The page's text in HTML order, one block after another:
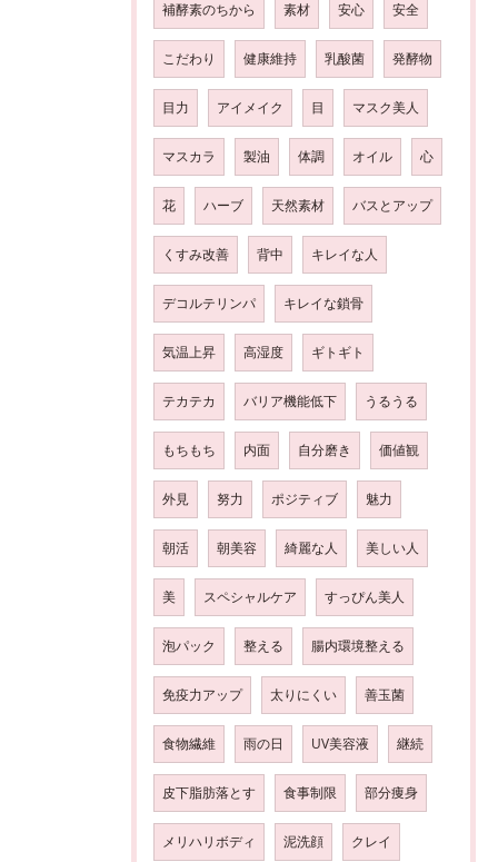
補酵素のちから 素材 安心 安全
こだわり 健康維持 乳酸菌 発酵物
目力 アイメイク 目 マスク美人
マスカラ 製油 体調 オイル 心
花 ハーブ 天然素材 バスとアップ
くすみ改善 背中 キレイな人
デコルテリンパ キレイな鎖骨
気温上昇 高湿度 ギトギト
テカテカ バリア機能低下 うるうる
もちもち 内面 自分磨き 価値観
外見 努力 ポジティブ 魅力
朝活 朝美容 綺麗な人 美しい人
美 スペシャルケア すっぴん美人
泡パック 整える 腸内環境整える
免疫力アップ 太りにくい 善玉菌
食物繊維 雨の日 UV美容液 継続
皮下脂肪落とす 食事制限 部分痩身
メリハリボディ 泥洗顔 クレイ